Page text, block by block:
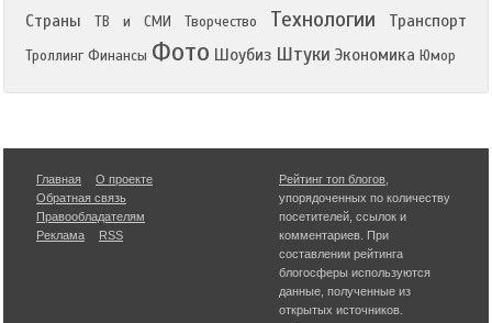
Страны
ТВ и СМИ Творчество Технологии Транспорт
Троллинг Финансы Фото Шоубиз Штуки Экономика Юмор
Главная
О проекте
Обратная связь
Правообладателям
Реклама
RSS
Рейтинг топ блогов
упорядоченных по количеству
посетителей, ссылок и
комментариев. При
составлении рейтинга
блогосферы используются
данные, полученные из
открытых источников.